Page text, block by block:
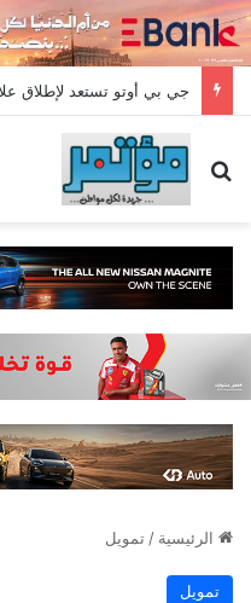
بحث عن
الرئيسية / تمويل
تمويل